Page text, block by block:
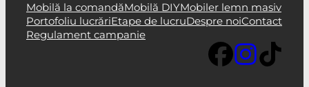
Mobilă la comandăMobilă DIYMobiler lemn masiv
Portofoliu lucrăriEtape de lucruDespre noiContact
Regulament campanie